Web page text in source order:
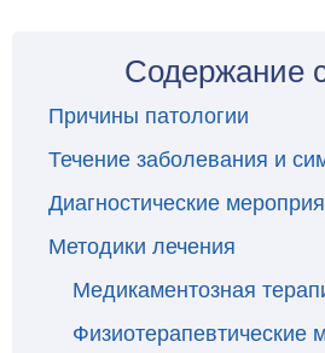
Содержание
Причины патологии
Течение заболевания и
Диагностические
Методики лечения
Медикаментозная
Физиотерапевтические